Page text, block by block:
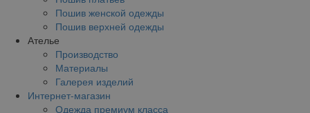
Пошив женской одежды
Пошив верхней одежды
Ателье
Производство
Материалы
Галерея изделий
Интернет-магазин
Одежда премиум класса